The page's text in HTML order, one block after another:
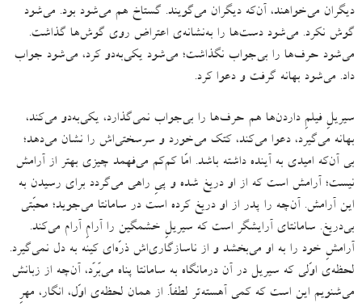
دیگران می‌خواهند، آن‌که دیگران می‌گویند. گستاخ هم می‌شود بود. می‌شود
گوش نکرد. می‌شود دست‌ها را به‌نشانه‌ی اعتراض روی گوش‌ها گذاشت.
می‌شود حرف‌ها را بی‌جواب نگذاشت؛ می‌شود یکی‌به‌دو کرد، می‌شود جواب
داد. می‌شود بهانه گرفت و دعوا کرد.
سیریلِ فیلمِ داردن‌ها هم حرف‌ها را بی‌جواب نمی‌گذارد، یکی‌به‌دو می‌کند،
بهانه می‌گیرد، دعوا می‌کند، کتک می‌خورد و سرسختی‌اش را نشان می‌دهد؛
بی آن‌که امیدی به آینده داشته باشد. امّا کم‌کم می‌فهمد چیزی بهتر از آرامش
نیست؛ آرامش است که از او دریغ شده و پیِ راهی می‌گردد برای رسیدن به
این آرامش. آن‌چه را پدر از او دریغ کرده است در سامانتا می‌جوید؛ محبّتی
بی‌دریغ. سامانتای آرایشگر است که سیریلِ خشمگین را آرامِ آرام می‌کند.
آرامشِ خود را به او می‌بخشد و از ناسازگاری‌اش ذرّه‌ای کینه به دل نمی‌گیرد.
لحظه‌ی اوّلی که سیریل در آن درمانگاه به سامانتا پناه می‌بَرَد، آن‌چه از زبانش
می‌شنویم این است که کمی‌ آهسته‌تر لطفاً. از همان لحظه‌ی اوّل، انگار، مهرِ